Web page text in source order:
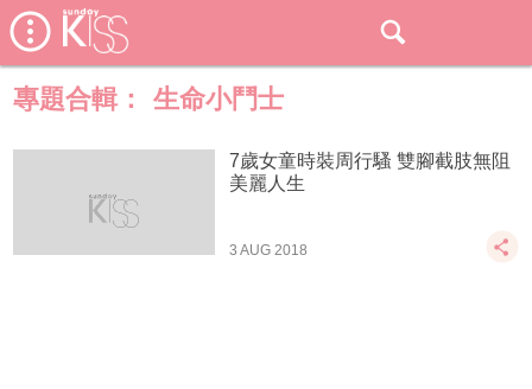
專題合輯： 生命小鬥士
7歲女童時裝周行騷 雙腳截肢無阻
美麗人生
3 AUG 2018